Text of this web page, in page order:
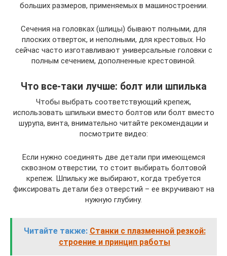
больших размеров, применяемых в машиностроении.
Сечения на головках (шлицы) бывают полными, для
плоских отверток, и неполными, для крестовых. Но
сейчас часто изготавливают универсальные головки с
полным сечением, дополненные крестовиной.
Что все-таки лучше: болт или шпилька
Чтобы выбрать соответствующий крепеж,
использовать шпильки вместо болтов или болт вместо
шурупа, винта, внимательно читайте рекомендации и
посмотрите видео:
Если нужно соединять две детали при имеющемся
сквозном отверстии, то стоит выбирать болтовой
крепеж. Шпильку же выбирают, когда требуется
фиксировать детали без отверстий – ее вкручивают на
нужную глубину.
Читайте также: Станки с плазменной резкой:
строение и принцип работы